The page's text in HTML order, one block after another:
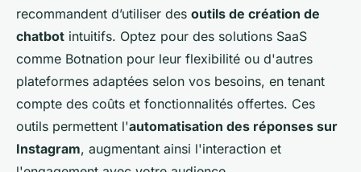
recommandent d’utiliser des outils de création de
chatbot intuitifs. Optez pour des solutions SaaS
comme Botnation pour leur flexibilité ou d'autres
plateformes adaptées selon vos besoins, en tenant
compte des coûts et fonctionnalités offertes. Ces
outils permettent l'automatisation des réponses sur
Instagram, augmentant ainsi l'interaction et